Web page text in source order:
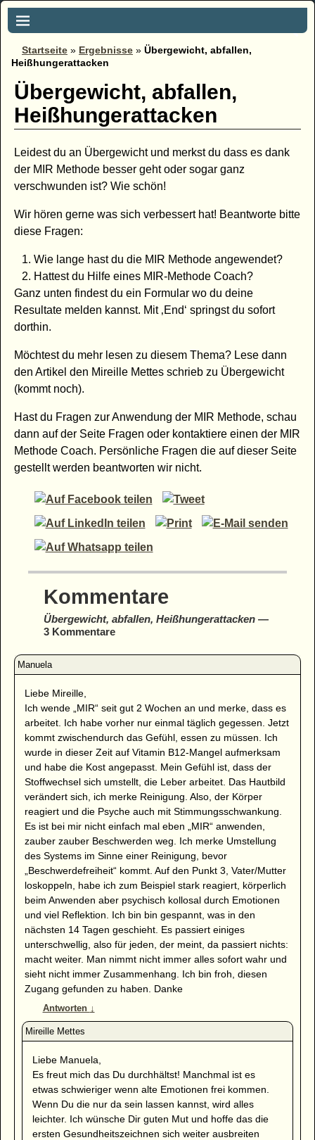
Startseite » Ergebnisse » Übergewicht, abfallen,
Heißhungerattacken
Übergewicht, abfallen,
Heißhungerattacken
Leidest du an Übergewicht und merkst du dass es dank
der MIR Methode besser geht oder sogar ganz
verschwunden ist? Wie schön!
Wir hören gerne was sich verbessert hat! Beantworte bitte
diese Fragen:
Wie lange hast du die MIR Methode angewendet?
Hattest du Hilfe eines MIR-Methode Coach?
Ganz unten findest du ein Formular wo du deine
Resultate melden kannst. Mit ‚End‘ springst du sofort
dorthin.
Möchtest du mehr lesen zu diesem Thema? Lese dann
den Artikel den Mireille Mettes schrieb zu Übergewicht
(kommt noch).
Hast du Fragen zur Anwendung der MIR Methode, schau
dann auf der Seite Fragen oder kontaktiere einen der MIR
Methode Coach. Persönliche Fragen die auf dieser Seite
gestellt werden beantworten wir nicht.
Kommentare
Übergewicht, abfallen, Heißhungerattacken—
3 Kommentare
Liebe Mireille,
Ich wende „MIR“ seit gut 2 Wochen an und merke, dass es
arbeitet. Ich habe vorher nur einmal täglich gegessen. Jetzt
kommt zwischendurch das Gefühl, essen zu müssen. Ich
wurde in dieser Zeit auf Vitamin B12-Mangel aufmerksam
und habe die Kost angepasst. Mein Gefühl ist, dass der
Stoffwechsel sich umstellt, die Leber arbeitet. Das Hautbild
verändert sich, ich merke Reinigung. Also, der Körper
reagiert und die Psyche auch mit Stimmungsschwankung.
Es ist bei mir nicht einfach mal eben „MIR“ anwenden,
zauber zauber Beschwerden weg. Ich merke Umstellung
des Systems im Sinne einer Reinigung, bevor
„Beschwerdefreiheit“ kommt. Auf den Punkt 3, Vater/Mutter
loskoppeln, habe ich zum Beispiel stark reagiert, körperlich
beim Anwenden aber psychisch kollosal durch Emotionen
und viel Reflektion. Ich bin bin gespannt, was in den
nächsten 14 Tagen geschieht. Es passiert einiges
unterschwellig, also für jeden, der meint, da passiert nichts:
macht weiter. Man nimmt nicht immer alles sofort wahr und
sieht nicht immer Zusammenhang. Ich bin froh, diesen
Zugang gefunden zu haben. Danke
Antworten ↓
Liebe Manuela,
Es freut mich das Du durchhältst! Manchmal ist es
etwas schwieriger wenn alte Emotionen frei kommen.
Wenn Du die nur da sein lassen kannst, wird alles
leichter. Ich wünsche Dir guten Mut und hoffe das die
ersten Gesundheitszeichnen sich weiter ausbreiten